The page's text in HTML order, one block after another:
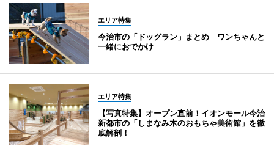
エリア特集
今治市の「ドッグラン」まとめ ワンちゃんと
一緒におでかけ
エリア特集
【写真特集】オープン直前！イオンモール今治
新都市の「しまなみ木のおもちゃ美術館」を徹
底解剖！